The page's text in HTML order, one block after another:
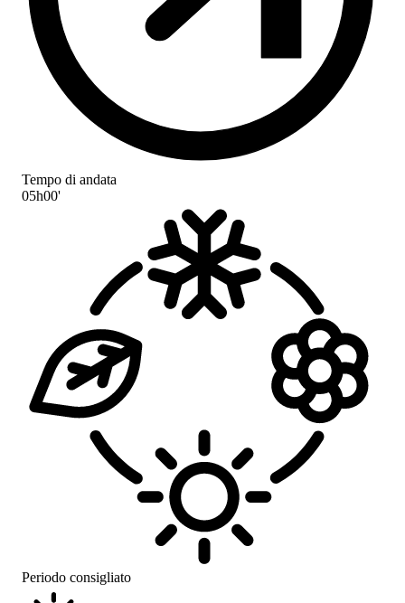
Tempo di andata
05h00'
Periodo consigliato